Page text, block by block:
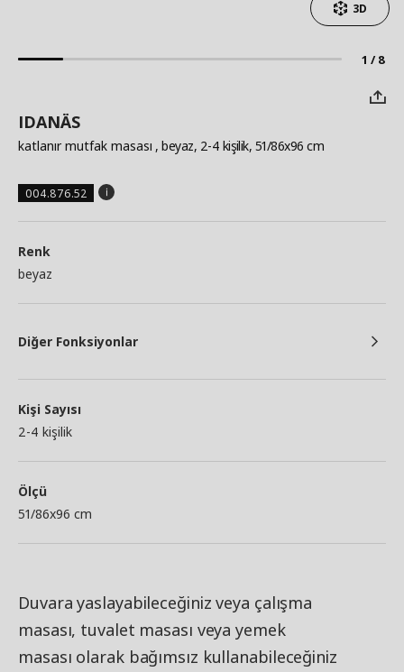
1 / 8
3D
IDANÄS
katlanır mutfak masası , beyaz, 2-4 kişilik, 51/86x96 cm
004.876.52
Renk
beyaz
Diğer Fonksiyonlar
Kişi Sayısı
2-4 kişilik
Ölçü
51/86x96 cm
Duvara yaslayabileceğiniz veya çalışma
masası, tuvalet masası veya yemek
masası olarak bağımsız kullanabileceğiniz